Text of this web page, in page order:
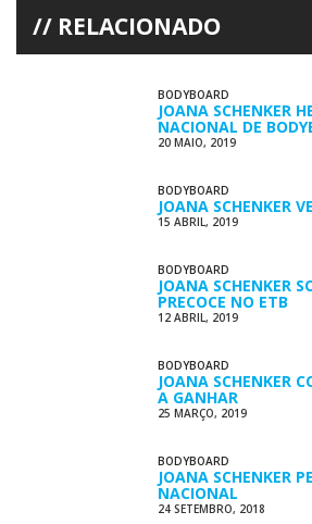
RELACIONADO
BODYBOARD
JOANA SCHENKER
NACIONAL DE
20 MAIO, 2019
BODYBOARD
JOANA SCHENKER
15 ABRIL, 2019
BODYBOARD
JOANA SCHENKER
PRECOCE NO ETB
12 ABRIL, 2019
BODYBOARD
JOANA SCHENKER
A GANHAR
25 MARÇO, 2019
BODYBOARD
JOANA SCHENKER
NACIONAL
24 SETEMBRO, 2018